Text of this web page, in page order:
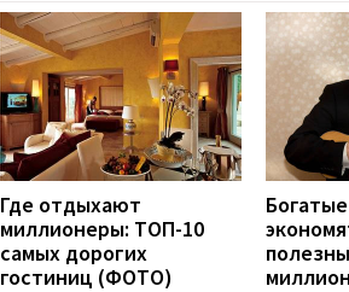
Где отдыхают
миллионеры: ТОП-10
самых дорогих
гостиниц (ФОТО)